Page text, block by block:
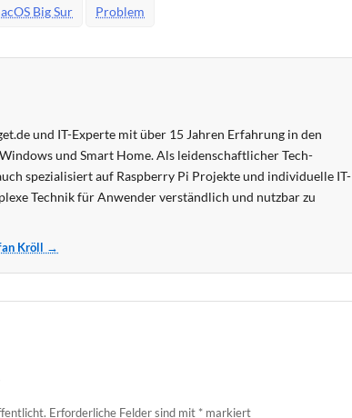
Big Sur Problem
und IT-Experte mit über 15 Jahren Erfahrung in den
und Smart Home. Als leidenschaftlicher Tech-
spezialisiert auf Raspberry Pi Projekte und individuelle IT-
Technik für Anwender verständlich und nutzbar zu
Kröll →
Erforderliche Felder sind mit * markiert